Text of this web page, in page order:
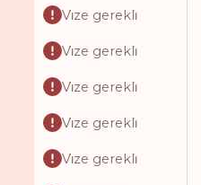
Vi̇ze gerekli̇
Vi̇ze gerekli̇
Vi̇ze gerekli̇
Vi̇ze gerekli̇
Vi̇ze gerekli̇